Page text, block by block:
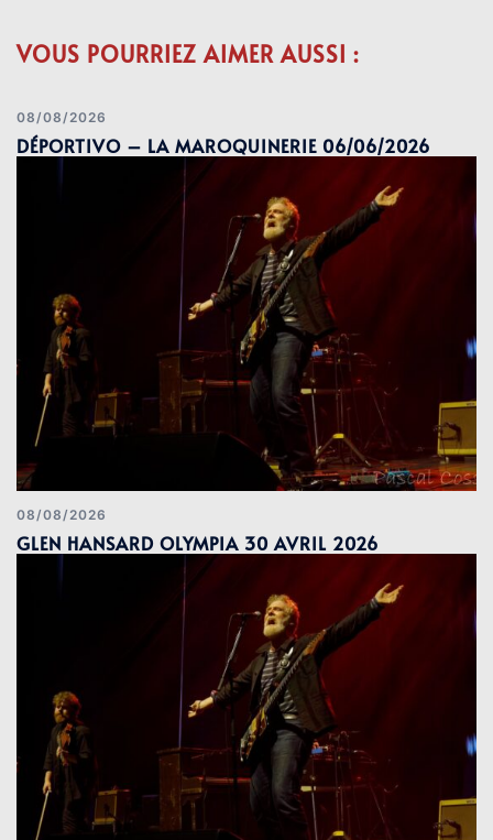
VOUS POURRIEZ AIMER AUSSI :
08/08/2026
DÉPORTIVO – LA MAROQUINERIE 06/06/2026
08/08/2026
GLEN HANSARD OLYMPIA 30 AVRIL 2026